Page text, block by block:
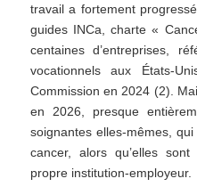
travail a fortement
guides INCa, charte «
centaines d’entreprises,
vocationnels aux États-
Commission en 2024 (2).
en 2026, presque
soignantes elles-mêmes,
cancer, alors qu’elles
propre institution-employeur.